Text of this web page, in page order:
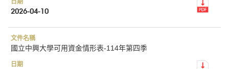
2026-04-10
國立中興大學可用資金情形表-114年第四季